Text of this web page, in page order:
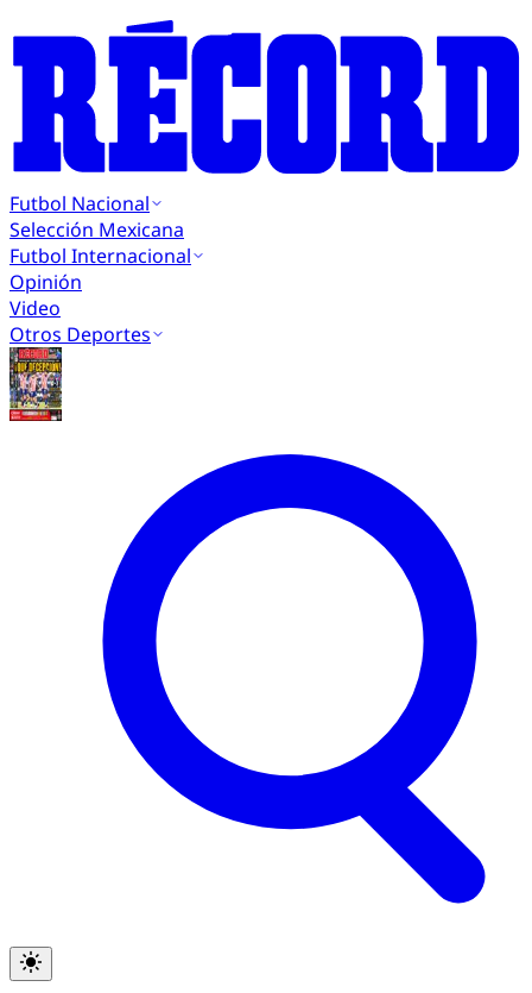
Futbol Nacional
Selección Mexicana
Futbol Internacional
Opinión
Video
Otros Deportes